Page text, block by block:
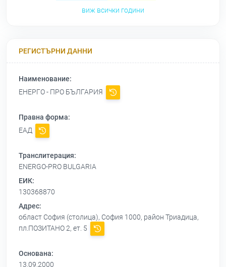
виж всички години
РЕГИСТЪРНИ ДАННИ
Наименование:
ЕНЕРГО - ПРО БЪЛГАРИЯ
Правна форма:
ЕАД
Транслитерация:
ENERGO-PRO BULGARIA
ЕИК:
130368870
Адрес:
област София (столица), София 1000, район Триадица,
пл.ПОЗИТАНО 2, ет. 5
Основана:
13.09.2000